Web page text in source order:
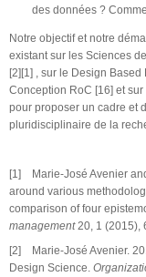
des données ?
Notre objectif et notre
existant sur les Sciences
[2][1] , sur le Design
Conception RoC [16] et
pour proposer un cadre et
pluridisciplinaire de la
[1] Marie-José Avenier
around various
comparison of four
management20, 1 (2015),
[2] Marie-José Avenier.
Design Science.